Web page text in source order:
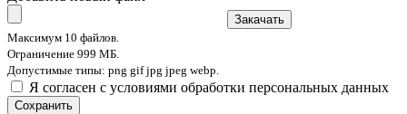
Закачать
Максимум 10 файлов.
Ограничение 999 МБ.
Допустимые типы: png gif jpg jpeg webp.
Я согласен с условиями обработки персональных данных
Сохранить